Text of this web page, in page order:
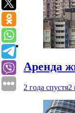
Аренда
2 года спустя2